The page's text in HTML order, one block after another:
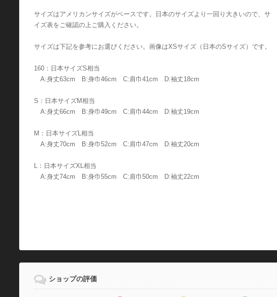
サイズはアメリカンサイズがベースです。日本のサイズより一回り大きいので、サ
イズ表をご確認の上ご購入ください。
サイズは下記を参考にお選びください。画像はXSサイズ（日本のSサイズ）です。
160：日本サイズS相当
A:身丈63cm B:身巾46cm C:肩巾41cm D:袖丈18cm
S：日本サイズM相当
A:身丈66cm B:身巾49cm C:肩巾44cm D:袖丈19cm
M：日本サイズL相当
A:身丈70cm B:身巾52cm C:肩巾47cm D:袖丈20cm
L：日本サイズXL相当
A:身丈74cm B:身巾55cm C:肩巾50cm D:袖丈22cm
ショップの評価